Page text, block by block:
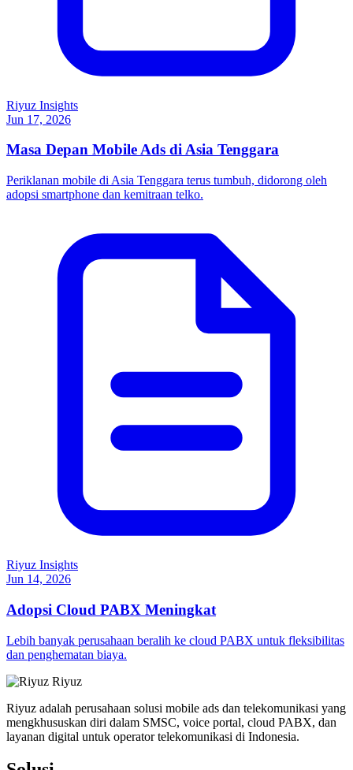
Riyuz Insights
Jun 17, 2026
Masa Depan Mobile Ads di Asia Tenggara
Periklanan mobile di Asia Tenggara terus tumbuh, didorong oleh
adopsi smartphone dan kemitraan telko.
Riyuz Insights
Jun 14, 2026
Adopsi Cloud PABX Meningkat
Lebih banyak perusahaan beralih ke cloud PABX untuk fleksibilitas
dan penghematan biaya.
Riyuz
Riyuz adalah perusahaan solusi mobile ads dan telekomunikasi yang
mengkhususkan diri dalam SMSC, voice portal, cloud PABX, dan
layanan digital untuk operator telekomunikasi di Indonesia.